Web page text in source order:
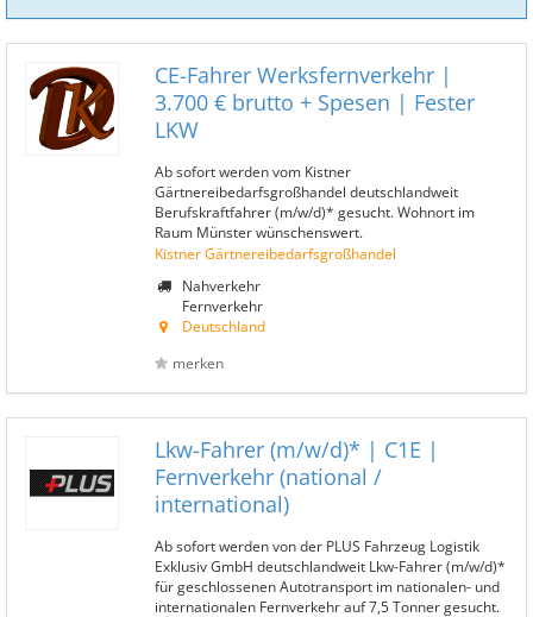
CE-Fahrer Werksfernverkehr |
3.700 € brutto + Spesen | Fester
LKW
Ab sofort werden vom Kistner
Gärtnereibedarfsgroßhandel deutschlandweit
Berufskraftfahrer (m/w/d)* gesucht. Wohnort im
Raum Münster wünschenswert.
Kistner Gärtnereibedarfsgroßhandel
Nahverkehr
Fernverkehr
Deutschland
merken
Lkw-Fahrer (m/w/d)* | C1E |
Fernverkehr (national /
international)
Ab sofort werden von der PLUS Fahrzeug Logistik
Exklusiv GmbH deutschlandweit Lkw-Fahrer (m/w/d)*
für geschlossenen Autotransport im nationalen- und
internationalen Fernverkehr auf 7,5 Tonner gesucht.